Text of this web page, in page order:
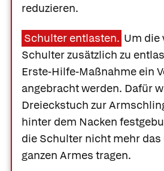
reduzieren.
Schulter entlasten. Um die
Schulter zusätzlich zu
Erste-Hilfe-Maßnahme ein
angebracht werden. Dafür
Dreieckstuch zur
hinter dem Nacken
die Schulter nicht mehr das
ganzen Armes tragen.